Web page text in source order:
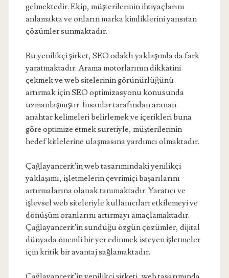
gelmektedir. Ekip, müşterilerinin ihtiyaçlarını
anlamakta ve onların marka kimliklerini yansıtan
çözümler sunmaktadır.
Bu yenilikçi şirket, SEO odaklı yaklaşımla da fark
yaratmaktadır. Arama motorlarının dikkatini
çekmek ve web sitelerinin görünürlüğünü
artırmak için SEO optimizasyonu konusunda
uzmanlaşmıştır. İnsanlar tarafından aranan
anahtar kelimeleri belirlemek ve içerikleri buna
göre optimize etmek suretiyle, müşterilerinin
hedef kitlelerine ulaşmasına yardımcı olmaktadır.
Çağlayancerit'in web tasarımındaki yenilikçi
yaklaşımı, işletmelerin çevrimiçi başarılarını
artırmalarına olanak tanımaktadır. Yaratıcı ve
işlevsel web siteleriyle kullanıcıları etkilemeyi ve
dönüşüm oranlarını artırmayı amaçlamaktadır.
Çağlayancerit'in sunduğu özgün çözümler, dijital
dünyada önemli bir yer edinmek isteyen işletmeler
için kritik bir avantaj sağlamaktadır.